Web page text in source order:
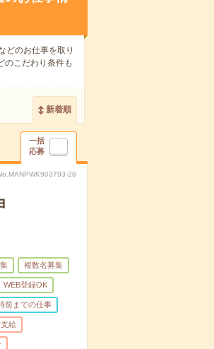
どのお仕事を取り
のこだわり条件も
新着順
一括
応募
28
複数名募集
WEB登録OK
前までの仕事
給